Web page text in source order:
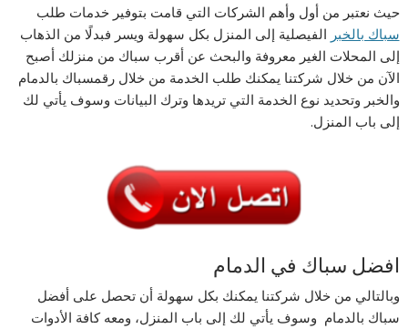
حيث نعتبر من أول وأهم الشركات التي قامت بتوفير خدمات طلب
سباك بالخبر الفيصلية إلى المنزل بكل سهولة ويسر فبدلًا من الذهاب
إلى المحلات الغير معروفة والبحث عن أقرب سباك من منزلك أصبح
الآن من خلال شركتنا يمكنك طلب الخدمة من خلال رقمسباك بالدمام
والخبر وتحديد نوع الخدمة التي تريدها وترك البيانات وسوف يأتي لك
إلى باب المنزل.
افضل سباك في الدمام
وبالتالي من خلال شركتنا يمكنك بكل سهولة أن تحصل على أفضل
سباك بالدمام وسوف يأتي لك إلى باب المنزل، ومعه كافة الأدوات